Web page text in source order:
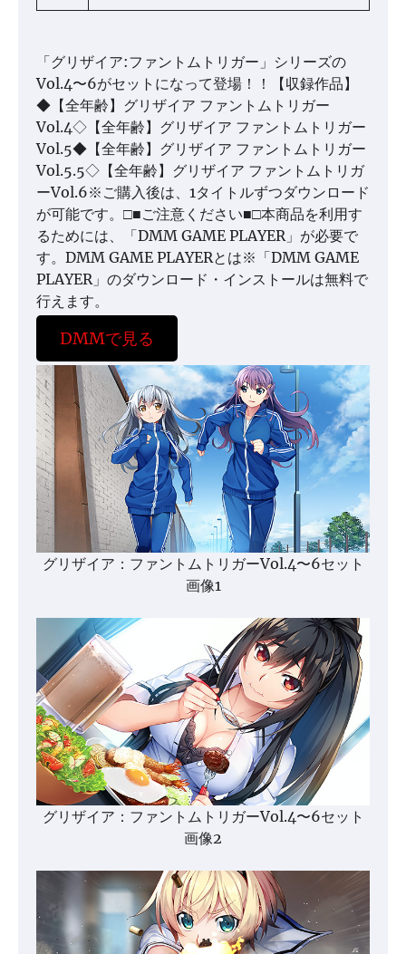
「グリザイア:ファントムトリガー」シリーズの
Vol.4〜6がセットになって登場！！【収録作品】
◆【全年齢】グリザイア ファントムトリガー
Vol.4◇【全年齢】グリザイア ファントムトリガー
Vol.5◆【全年齢】グリザイア ファントムトリガー
Vol.5.5◇【全年齢】グリザイア ファントムトリガ
ーVol.6※ご購入後は、1タイトルずつダウンロード
が可能です。□■ご注意ください■□本商品を利用す
るためには、「DMM GAME PLAYER」が必要で
す。DMM GAME PLAYERとは※「DMM GAME
PLAYER」のダウンロード・インストールは無料で
行えます。
DMMで見る
グリザイア：ファントムトリガーVol.4〜6セット
画像1
グリザイア：ファントムトリガーVol.4〜6セット
画像2